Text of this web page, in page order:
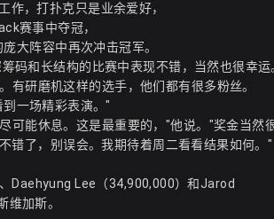
，打扑克只是业余爱好，
赛事中夺冠，
大阵容中再次冲击冠军。
码和长结构的比赛中表现不错，当然也很幸运
研磨机这样的选手，他们都有很多粉丝。
一场精彩表演。"
能休息。这是最重要的，"他说。"奖金当然很
了，别误会。我期待着周二看看结果如何。"
Daehyung Lee（34,900,000）和Jarod
加斯。